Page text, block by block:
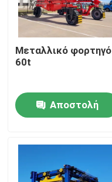
Σπίτι
Βίντεο
Μεταλλικό φορτηγό
60t
Αποστολή